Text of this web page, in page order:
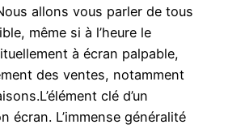
allons vous parler de tous
même si à l’heure le
à écran palpable,
des ventes, notamment
clé d’un
écran. L’immense généralité